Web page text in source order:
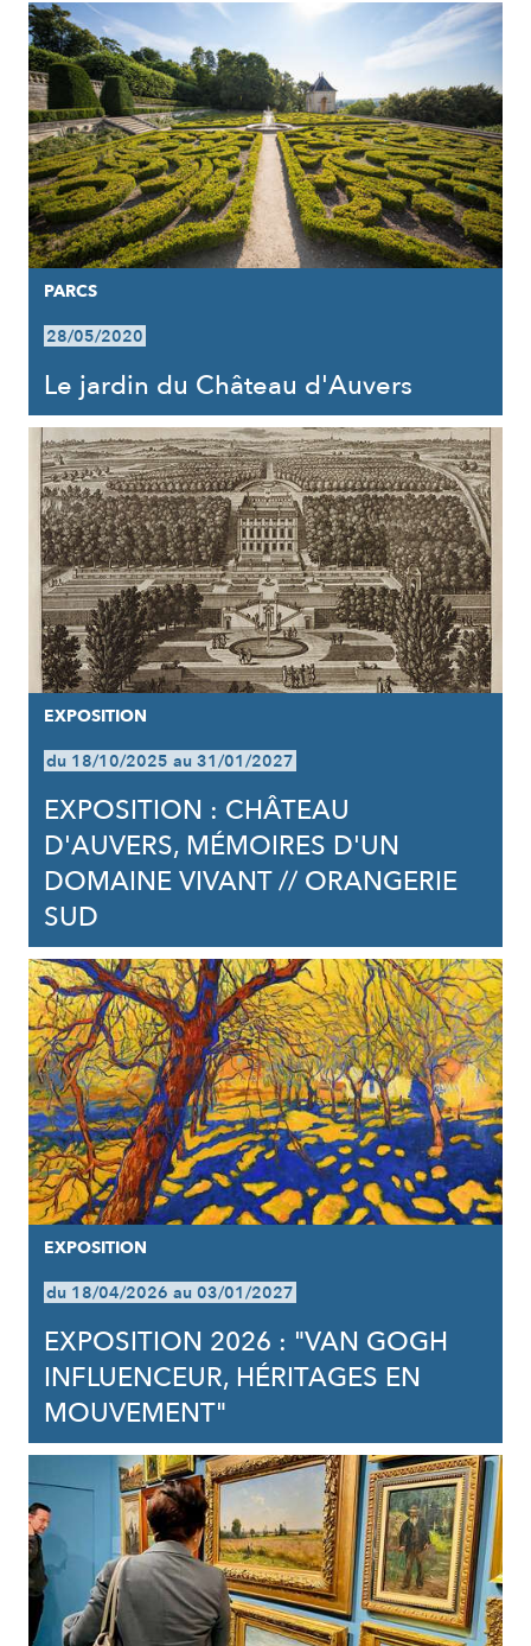
PARCS
28/05/2020
Le jardin du Château d'Auvers
EXPOSITION
du 18/10/2025 au 31/01/2027
EXPOSITION : CHÂTEAU
D'AUVERS, MÉMOIRES D'UN
DOMAINE VIVANT // ORANGERIE
SUD
EXPOSITION
du 18/04/2026 au 03/01/2027
EXPOSITION 2026 : "VAN GOGH
INFLUENCEUR, HÉRITAGES EN
MOUVEMENT"